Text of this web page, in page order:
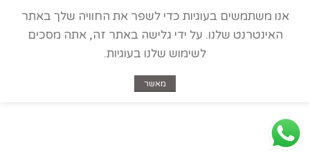
אנו משתמשים בעוגיות כדי לשפר את החוויה שלך באתר
האינטרנט שלנו. על ידי גלישה באתר זה, אתה מסכים
לשימוש שלנו בעוגיות.
מאשר